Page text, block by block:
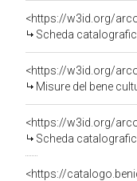
<https://w3id.org/
Scheda
<https://w3id.org/
Misure del bene
<https://w3id.org/
Scheda
<https://